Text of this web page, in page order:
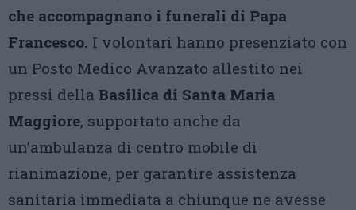
che accompagnano i funerali di Papa
Francesco. I volontari hanno presenziato con
un Posto Medico Avanzato allestito nei
pressi della Basilica di Santa Maria
Maggiore, supportato anche da
un’ambulanza di centro mobile di
rianimazione, per garantire assistenza
sanitaria immediata a chiunque ne avesse